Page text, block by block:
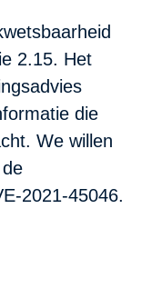
2.15. Het
die
We willen
2021-45046.